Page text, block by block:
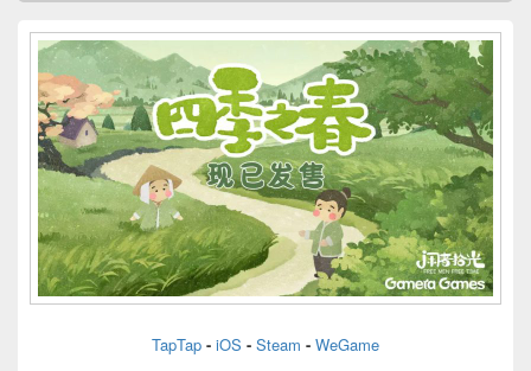
Primary
Sidebar
Widget
Area
TapTap - iOS - Steam - WeGame